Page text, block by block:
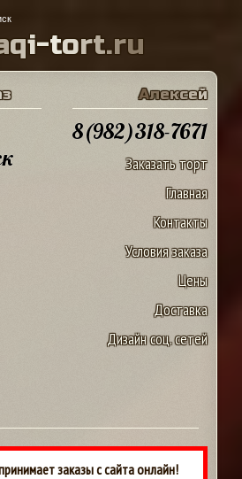
qi-tort.ru
з Алексей
8(982)318-7671
Заказать торт
Главная
Контакты
Условия заказа
Цены
Доставка
Дизайн соц. сетей
заказы с сайта онлайн!